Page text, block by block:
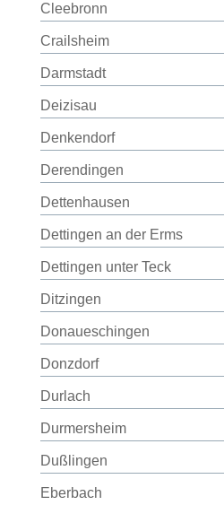
Cleebronn
Crailsheim
Darmstadt
Deizisau
Denkendorf
Derendingen
Dettenhausen
Dettingen an der Erms
Dettingen unter Teck
Ditzingen
Donaueschingen
Donzdorf
Durlach
Durmersheim
Dußlingen
Eberbach